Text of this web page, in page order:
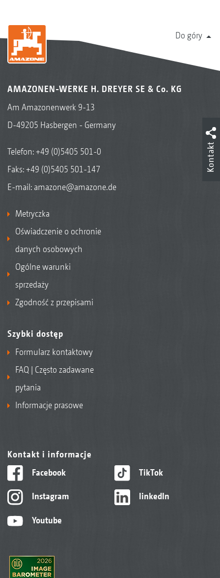
Do góry
AMAZONEN-WERKE H. DREYER SE & Co. KG
Am Amazonenwerk 9-13
D-49205 Hasbergen - Germany
Telefon:+49 (0)5405 501-0
Faks: +49 (0)5405 501-147
E-mail: amazone@amazone.de
Metryczka
Oświadczenie o ochronie
danych osobowych
Ogólne warunki
sprzedaży
Zgodność z przepisami
Szybki dostęp
Formularz kontaktowy
FAQ | Często zadawane
pytania
Informacje prasowe
Kontakt i informacje
Facebook
Instagram
Youtube
TikTok
linkedIn
Kontakt